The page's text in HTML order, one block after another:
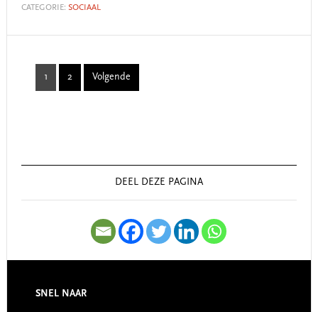
CATEGORIE: SOCIAAL
Page
1 Page
2 Volgende
Sidebar
DEEL DEZE PAGINA
Footer
SNEL NAAR